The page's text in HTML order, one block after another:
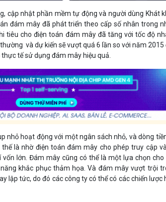
cập nhật phần mềm tự động và người dùng Khát
đám mây đã phát triển theo cấp số nhân trong
tiêu cho điện toán đám mây đã tăng với tốc độ
và dự kiến sẽ vượt quá 6 lần so với năm 2015
tế sử dụng đám mây hiệu quả.
nhỏ hoạt động với một ngân sách nhỏ, và dòng
là nhờ điện toán đám mây cho phép truy cập
lớn. Đám mây cũng có thể là một lựa chọn cho
khắc phục thảm họa. Và đám mây vượt trội
lập tức, do đó các công ty có thể có các chiến lược